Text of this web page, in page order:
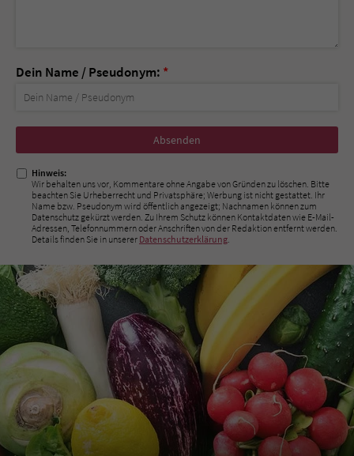
Dein Name / Pseudonym: *
Nicht
ausfüllen!
Hinweis:
Wir behalten uns vor, Kommentare ohne Angabe von Gründen zu löschen. Bitte
beachten Sie Urheberrecht und Privatsphäre; Werbung ist nicht gestattet. Ihr
Name bzw. Pseudonym wird öffentlich angezeigt; Nachnamen können zum
Datenschutz gekürzt werden. Zu Ihrem Schutz können Kontaktdaten wie E-Mail-
Adressen, Telefonnummern oder Anschriften von der Redaktion entfernt werden.
Details finden Sie in unserer Datenschutzerklärung.